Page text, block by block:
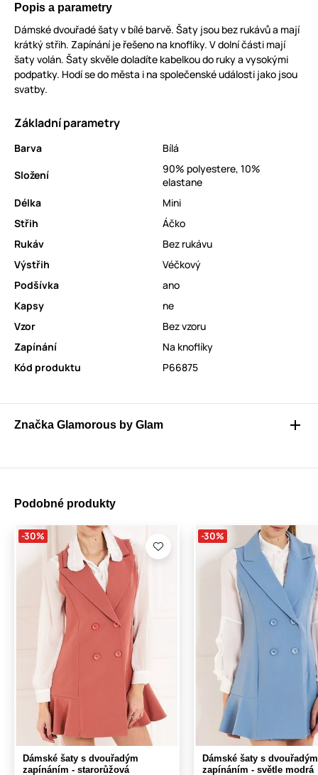
Popis a parametry
Dámské dvouřadé šaty v bílé barvě. Šaty jsou bez rukávů a mají
krátký střih. Zapínání je řešeno na knoflíky. V dolní části mají
šaty volán. Šaty skvěle doladíte kabelkou do ruky a vysokými
podpatky. Hodí se do města i na společenské události jako jsou
svatby.
Základní parametry
Barva
Bílá
Složení
90% polyestere, 10%
elastane
Délka
Mini
Střih
Áčko
Rukáv
Bez rukávu
Výstřih
Véčkový
Podšívka
ano
Kapsy
ne
Vzor
Bez vzoru
Zapínání
Na knoflíky
Kód produktu
P66875
Značka Glamorous by Glam
Podobné produkty
-30%
Dámské šaty s dvouřadým
zapínáním - starorůžová
-30%
Dámské šaty s dvouřadým
zapínáním - světle modrá